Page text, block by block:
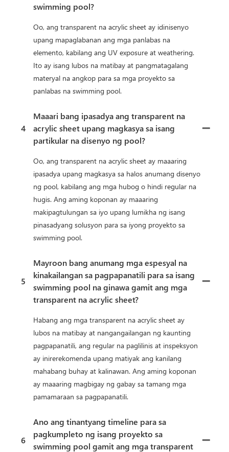
swimming pool?
Oo, ang transparent na acrylic sheet ay idinisenyo
upang mapaglabanan ang mga panlabas na
elemento, kabilang ang UV exposure at weathering.
Ito ay isang lubos na matibay at pangmatagalang
materyal na angkop para sa mga proyekto sa
panlabas na swimming pool.
4
Maaari bang ipasadya ang transparent na
acrylic sheet upang magkasya sa isang
partikular na disenyo ng pool?
Oo, ang transparent na acrylic sheet ay maaaring
ipasadya upang magkasya sa halos anumang disenyo
ng pool, kabilang ang mga hubog o hindi regular na
hugis. Ang aming koponan ay maaaring
makipagtulungan sa iyo upang lumikha ng isang
pinasadyang solusyon para sa iyong proyekto sa
swimming pool.
5
Mayroon bang anumang mga espesyal na
kinakailangan sa pagpapanatili para sa isang
swimming pool na ginawa gamit ang mga
transparent na acrylic sheet?
Habang ang mga transparent na acrylic sheet ay
lubos na matibay at nangangailangan ng kaunting
pagpapanatili, ang regular na paglilinis at inspeksyon
ay inirerekomenda upang matiyak ang kanilang
mahabang buhay at kalinawan. Ang aming koponan
ay maaaring magbigay ng gabay sa tamang mga
pamamaraan sa pagpapanatili.
6
Ano ang tinantyang timeline para sa
pagkumpleto ng isang proyekto sa
swimming pool gamit ang mga transparent